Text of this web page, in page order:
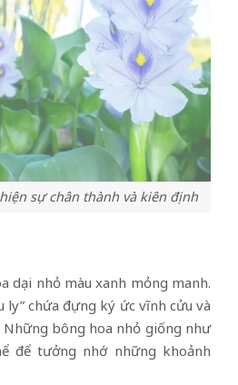
sự chân thành và kiên định
dại nhỏ màu xanh mỏng manh.
ly” chứa đựng ký ức vĩnh cửu và
bông hoa nhỏ giống như
để tưởng nhớ những khoảnh